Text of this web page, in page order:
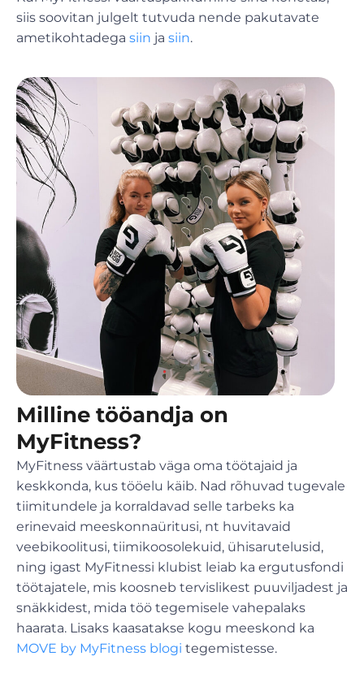
siis soovitan julgelt tutvuda nende pakutavate
ametikohtadega siin ja siin.
Milline tööandja on
MyFitness?
MyFitness väärtustab väga oma töötajaid ja
keskkonda, kus tööelu käib. Nad rõhuvad tugevale
tiimitundele ja korraldavad selle tarbeks ka
erinevaid meeskonnaüritusi, nt huvitavaid
veebikoolitusi, tiimikoosolekuid, ühisarutelusid,
ning igast MyFitnessi klubist leiab ka ergutusfondi
töötajatele, mis koosneb tervislikest puuviljadest ja
snäkkidest, mida töö tegemisele vahepalaks
haarata. Lisaks kaasatakse kogu meeskond ka
MOVE by MyFitness blogi tegemistesse.